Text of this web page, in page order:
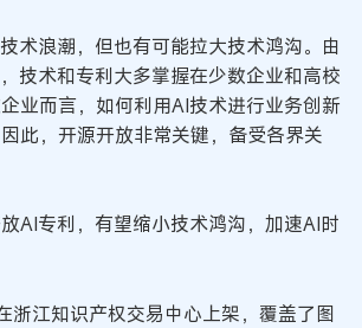
术浪潮，但也有可能拉大技术鸿沟。由
技术和专利大多掌握在少数企业和高校
业而言，如何利用AI技术进行业务创新
此，开源开放非常关键，备受各界关
AI专利，有望缩小技术鸿沟，加速AI时
浙江知识产权交易中心上架，覆盖了图